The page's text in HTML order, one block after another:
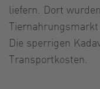
liefern. Dort
Tiernahrungsmarkt
Die sperrigen
Transportkosten.